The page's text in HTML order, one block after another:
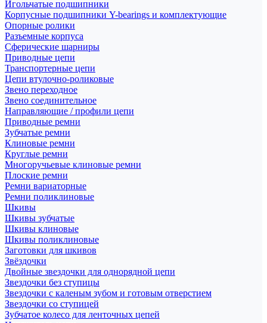
Игольчатые подшипники
Корпусные подшипники Y-bearings и комплектующие
Опорные ролики
Разъемные корпуса
Сферические шарниры
Приводные цепи
Транспортерные цепи
Цепи втулочно-роликовые
Звено переходное
Звено соединительное
Направляющие / профили цепи
Приводные ремни
Зубчатые ремни
Клиновые ремни
Круглые ремни
Многоручьевые клиновые ремни
Плоские ремни
Ремни вариаторные
Ремни поликлиновые
Шкивы
Шкивы зубчатые
Шкивы клиновые
Шкивы поликлиновые
Заготовки для шкивов
Звёздочки
Двойные звездочки для однорядной цепи
Звездочки без ступицы
Звездочки с каленым зубом и готовым отверстием
Звездочки со ступицей
Зубчатое колесо для ленточных цепей